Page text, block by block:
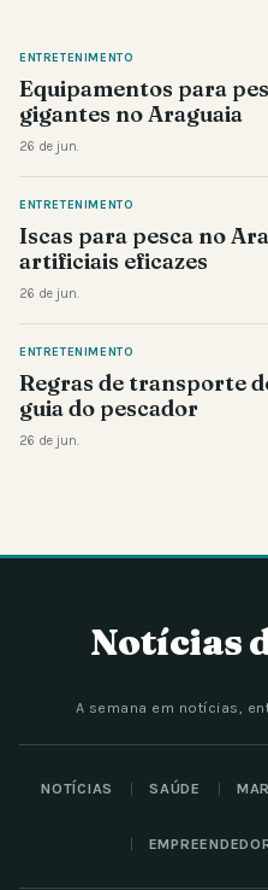
ENTRETENIMENTO
Equipamentos para
gigantes no Araguaia
26 de jun.
ENTRETENIMENTO
Iscas para pesca no
artificiais eficazes
26 de jun.
ENTRETENIMENTO
Regras de transporte
guia do pescador
26 de jun.
Notícias
A semana em notícias,
NOTÍCIAS SAÚDE